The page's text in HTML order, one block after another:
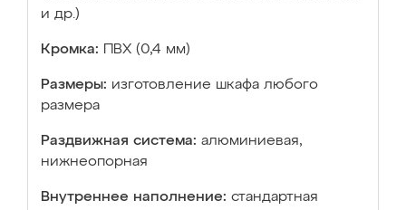
и др.)
Кромка: ПВХ (0,4 мм)
Размеры: изготовление шкафа любого
размера
Раздвижная система: алюминиевая,
нижнеопорная
Внутреннее наполнение: стандартная